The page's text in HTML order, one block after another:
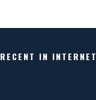
RECENT IN INTERNET